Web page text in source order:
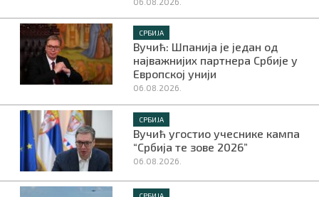
СРБИЈА
Вучић: Шпанија је један од
најважнијих партнера Србије у
Европској унији
06.08.2026.
СРБИЈА
Вучић угостио учеснике кампа
“Србија те зове 2026”
06.08.2026.